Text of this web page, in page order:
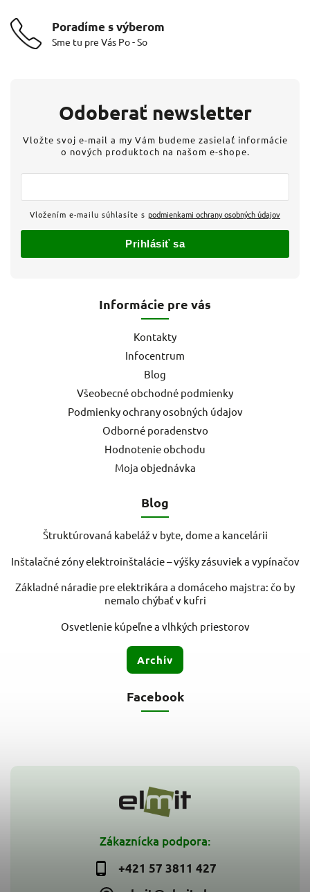
Poradíme s výberom
Sme tu pre Vás Po - So
Zákaznícka podpora:
+421 57 3811 427
Informácie pre vás
Kontakty
Infocentrum
Blog
Všeobecné obchodné podmienky
Podmienky ochrany osobných údajov
Odborné poradenstvo
Hodnotenie obchodu
Moja objednávka
Blog
Štruktúrovaná kabeláž v byte, dome a kancelárii
Inštalačné zóny elektroinštalácie – výšky zásuviek a vypínačov
Základné náradie pre elektrikára a domáceho majstra: čo by
nemalo chýbať v kufri
Osvetlenie kúpeľne a vlhkých priestorov
Archív
Odoberať newsletter
Vložte svoj e-mail a my Vám budeme zasielať informácie
o nových produktoch na našom e-shope.
Vložením e-mailu súhlasíte s podmienkami ochrany osobných údajov
Prihlásiť sa
Facebook